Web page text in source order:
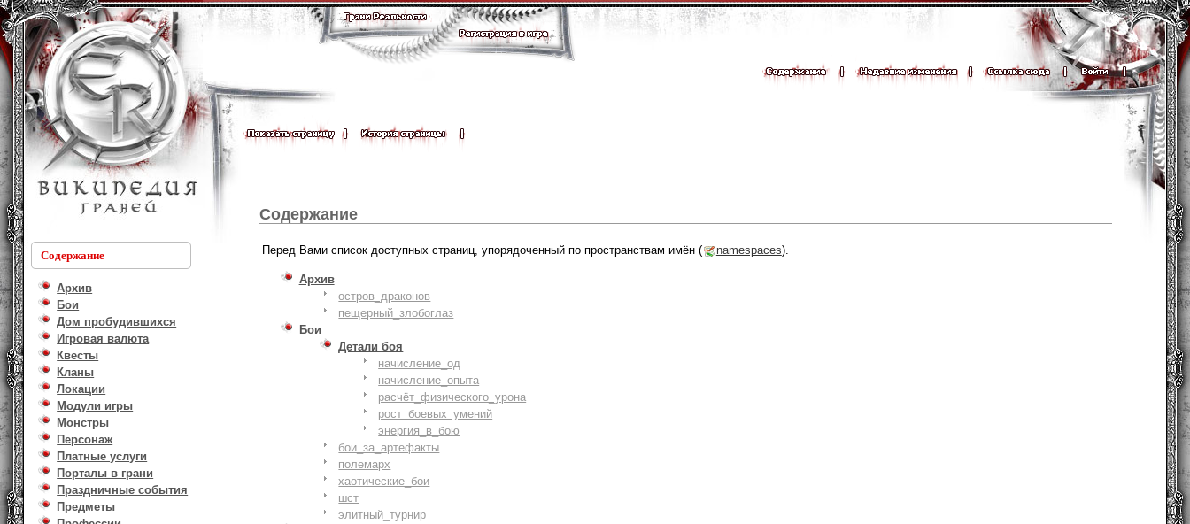
Содержание
Архив
Бои
Дом пробудившихся
Игровая валюта
Квесты
Кланы
Локации
Модули игры
Монстры
Персонаж
Платные услуги
Порталы в грани
Праздничные события
Предметы
Содержание
Перед Вами список доступных страниц, упорядоченный по пространствам имён ( namespaces).
Архив
остров_драконов
пещерный_злобоглаз
Бои
Детали боя
начисление_од
начисление_опыта
расчёт_физического_урона
рост_боевых_умений
энергия_в_бою
бои_за_артефакты
полемарх
хаотические_бои
шст
элитный_турнир